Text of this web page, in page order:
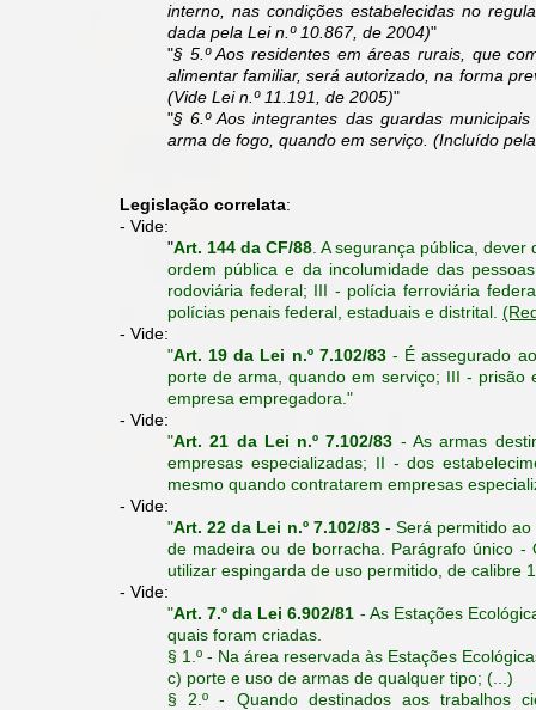
interno, nas condições estabelecidas no
dada pela Lei n.º 10.867, de 2004)"
"§ 5.º Aos residentes em áreas rurais, que
alimentar familiar, será autorizado, na forma
(Vide Lei n.º 11.191, de 2005)"
"§ 6.º Aos integrantes das guardas
arma de fogo, quando em serviço. (Incluído
​Legislação correlata:
- Vide:
"Art. 144 da CF/88 . A segurança pública,
ordem pública e da incolumidade das
rodoviária federal; III - polícia ferroviária
polícias penais federal, estaduais e distrital.
- Vide:
"Art. 19 da Lei n.º 7.102/83- É assegurado
porte de arma, quando em serviço; III -
empresa empregadora."
- Vide:
"Art. 21 da Lei n.º 7.102/83 - As armas
empresas especializadas; II - dos
mesmo quando contratarem empresas
- Vide:
"Art. 22 da Lei n.º 7.102/83- Será permitido ao
de madeira ou de borracha. Parágrafo único -
utilizar espingarda de uso permitido, de calibre
- Vide:
"​Art. 7.º da Lei 6.902/81 - As Estações
quais foram criadas.
§ 1.º - Na área reservada às Estações
c) porte e uso de armas de qualquer tipo; (...)
§ 2.º - Quando destinados aos trabalhos